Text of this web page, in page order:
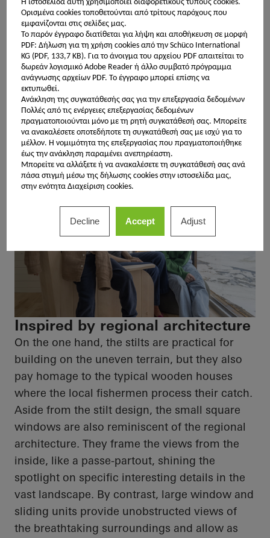
architecture ever since. This can be clearly
seen in this family home: partly built on stilts,
the building appears to float above the rocky
landscape. This gives it a lightweight
appearance, like a gentle footprint on lichen-
covered rock.
Inspired by regional architecture
On the one hand, the stilts are practical for
building on the uneven terrain, but they also
pay homage to the typical wooden houses
where the local fishermen process their catch.
Aside from the stilt design, the small square
windows are also reminiscent of the regional
architecture. They frame the views from the
inside, like a passe-partout, shining the
spotlight on specific interesting details in the
vast landscape. By contrast, large window and
sliding units provide unobstructed views of
the breathtaking surroundings and allow as
Η ιστοσελίδα αυτή χρησιμοποιεί διαφορετικούς τύπους cookies.
Ορισμένα cookies τοποθετούνται από τρίτους παρόχους που
εμφανίζονται στις σελίδες μας.
Το παρόν έγγραφο διατίθεται για λήψη και αποθήκευση σε μορφή
PDF: Δήλωση για τη χρήση cookies από την Schüco International
KG (PDF, 133,7 KB). Για το άνοιγμα του αρχείου PDF απαιτείται το
δωρεάν λογισμικό Adobe Reader ή άλλο συμβατό πρόγραμμα
ανάγνωσης αρχείων PDF. Το έγγραφο μπορεί επίσης να
εκτυπωθεί.
Ανάκληση της συγκατάθεσής σας για την επεξεργασία δεδομένων
Πολλές από τις ενέργειες επεξεργασίας δεδομένων
πραγματοποιούνται μόνο με τη ρητή συγκατάθεσή σας. Μπορείτε
να ανακαλέσετε οποτεδήποτε τη συγκατάθεσή σας με ισχύ για το
μέλλον. Η νομιμότητα της επεξεργασίας που πραγματοποιήθηκε
έως την ανάκληση παραμένει ανεπηρέαστη.
Μπορείτε να αλλάξετε ή να ανακαλέσετε τη συγκατάθεσή σας ανά
πάσα στιγμή μέσω της δήλωσης cookies στην ιστοσελίδα μας,
στην ενότητα Διαχείριση cookies.
Decline Accept Adjust